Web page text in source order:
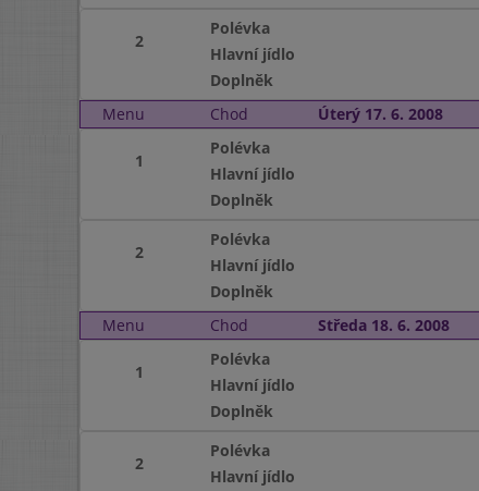
2
Polévka
Hlavní jídlo
Doplněk
Menu
Chod Úterý 17. 6. 2008
1
Polévka
Hlavní jídlo
Doplněk
2
Polévka
Hlavní jídlo
Doplněk
Menu
Chod Středa 18. 6. 2008
1
Polévka
Hlavní jídlo
Doplněk
2
Polévka
Hlavní jídlo